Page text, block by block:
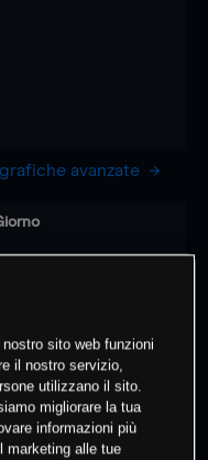
avanzate
su
sito web funzioni
il nostro servizio,
utilizzano il sito.
migliorare la tua
informazioni più
marketing alle tue